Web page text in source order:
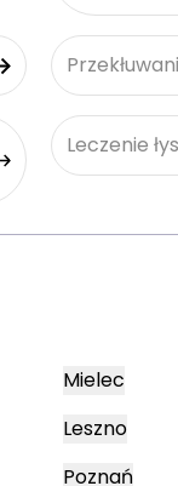
Leczenie
Mielec
Leszno
Poznań